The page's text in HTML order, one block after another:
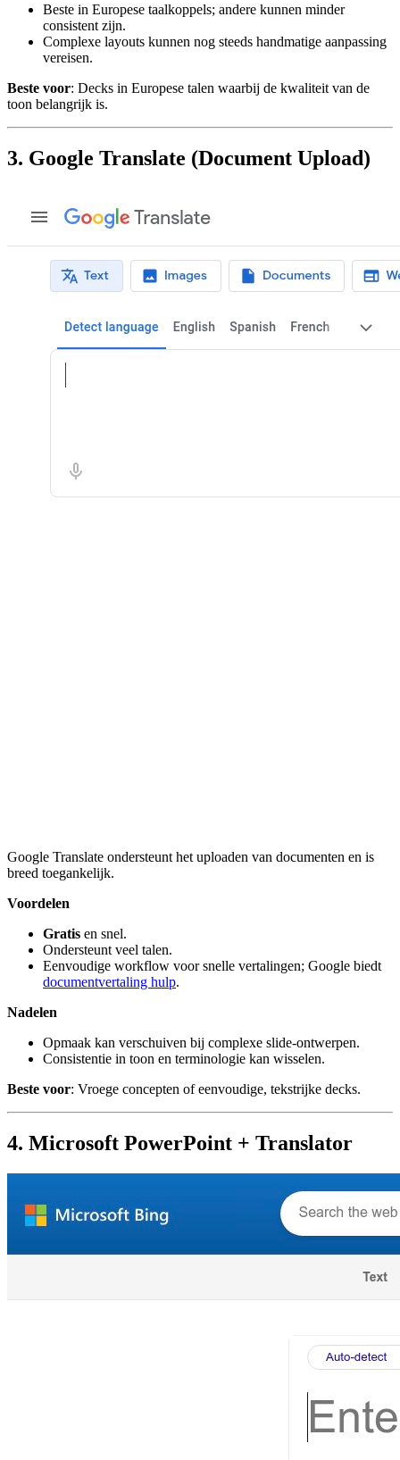
Beste in Europese taalkoppels; andere kunnen minder
consistent zijn.
Complexe layouts kunnen nog steeds handmatige aanpassing
vereisen.
Beste voor: Decks in Europese talen waarbij de kwaliteit van de
toon belangrijk is.
3. Google Translate (Document Upload)
Google Translate ondersteunt het uploaden van documenten en is
breed toegankelijk.
Voordelen
Gratis en snel.
Ondersteunt veel talen.
Eenvoudige workflow voor snelle vertalingen; Google biedt
documentvertaling hulp.
Nadelen
Opmaak kan verschuiven bij complexe slide-ontwerpen.
Consistentie in toon en terminologie kan wisselen.
Beste voor: Vroege concepten of eenvoudige, tekstrijke decks.
4. Microsoft PowerPoint + Translator